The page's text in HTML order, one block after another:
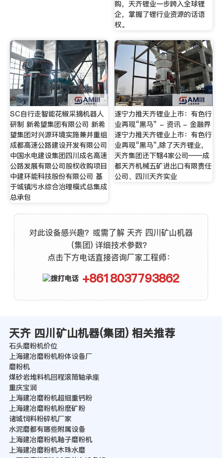
购，天齐锂业一步跨入全球锂
企，掌握了锂行业资源的话语
权。
SC自行走智能花椒采摘机器人
研制 新希望集团有限公司 新希
望集团对兴源环境实施兼并重组
成都高速公路建设开发有限公司
中国水电建设集团四川成名高速
公路发展有限公司股权收购项目
中建环能科技股份有限公司 基
于城镇污水综合治理模式总集成
总承包
遂宁力推天齐锂业上市：有色行
业再现“黑马” - 资讯 - 金融界
遂宁力推天齐锂业上市：有色行
业再现“黑马”,除了天齐锂业，
天齐集团还下辖4家公司——成
都天齐机械五矿进出口有限责任
公司、四川天齐实业
对此设备感兴趣？或需了解 天齐 四川矿山机器
(集团) 详细技术参数？
点击下方电话直接咨询厂家工程师：
+8618037793862
天齐 四川矿山机器(集团) 相关推荐
石头磨粉机价位
上海建冶磨粉机粉体设备厂
磨粉机
煤砂岩堆料机回程滚筒轴承座
重庆宝润
上海建冶磨粉机超细重钙粉
上海建冶磨粉机粉麽矿粉
诸城饲料粉碎机厂家
水泥磨都有哪些附属设备
上海建冶磨粉机釉子磨粉机
上海建冶磨粉机木珠水磨